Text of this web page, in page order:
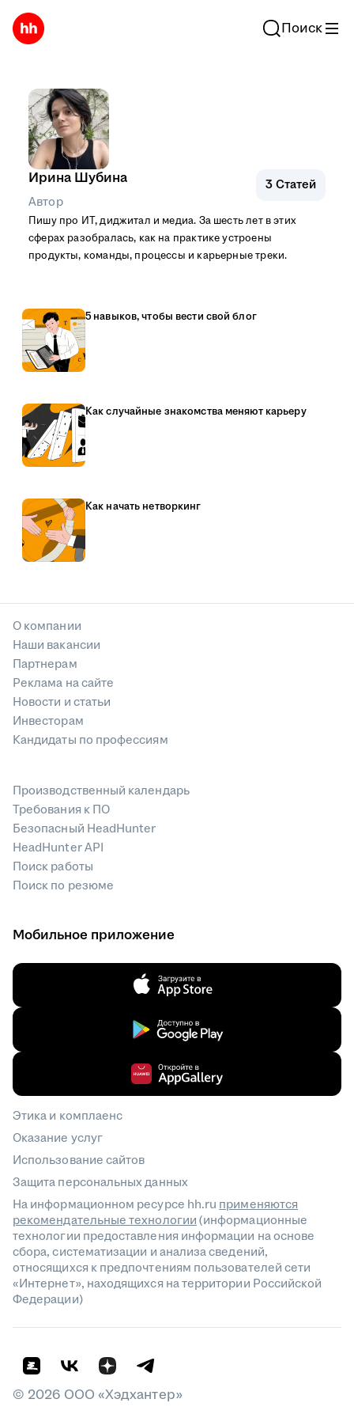
Поиск
Ирина Шубина
Автор
3Статей
Пишу про ИТ, диджитал и медиа. За шесть лет в этих
сферах разобралась, как на практике устроены
продукты, команды, процессы и карьерные треки.
5 навыков, чтобы вести свой блог
Как случайные знакомства меняют карьеру
Как начать нетворкинг
О компании
Наши вакансии
Партнерам
Реклама на сайте
Новости и статьи
Инвесторам
Кандидаты по профессиям
Производственный календарь
Требования к ПО
Безопасный HeadHunter
HeadHunter API
Поиск работы
Поиск по резюме
Мобильное приложение
Этика и комплаенс
Оказание услуг
Использование сайтов
Защита персональных данных
На информационном ресурсе hh.ru применяются
рекомендательные технологии(информационные
технологии предоставления информации на основе
сбора, систематизации и анализа сведений,
относящихся к предпочтениям пользователей сети
«Интернет», находящихся на территории Российской
Федерации)
© 2026 ООО «Хэдхантер»